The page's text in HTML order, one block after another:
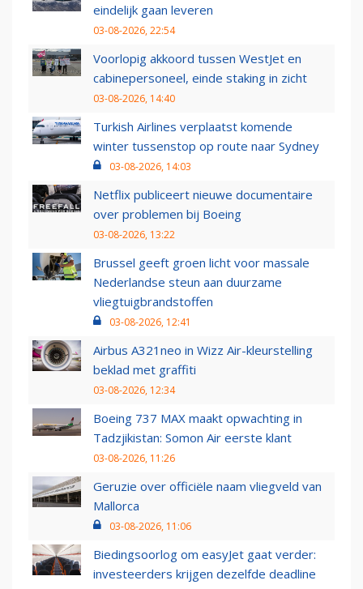
eindelijk gaan leveren
03-08-2026, 22:54
Voorlopig akkoord tussen WestJet en
cabinepersoneel, einde staking in zicht
03-08-2026, 14:40
Turkish Airlines verplaatst komende
winter tussenstop op route naar Sydney
03-08-2026, 14:03
Netflix publiceert nieuwe documentaire
over problemen bij Boeing
03-08-2026, 13:22
Brussel geeft groen licht voor massale
Nederlandse steun aan duurzame
vliegtuigbrandstoffen
03-08-2026, 12:41
Airbus A321neo in Wizz Air-kleurstelling
beklad met graffiti
03-08-2026, 12:34
Boeing 737 MAX maakt opwachting in
Tadzjikistan: Somon Air eerste klant
03-08-2026, 11:26
Geruzie over officiële naam vliegveld van
Mallorca
03-08-2026, 11:06
Biedingsoorlog om easyJet gaat verder:
investeerders krijgen dezelfde deadline